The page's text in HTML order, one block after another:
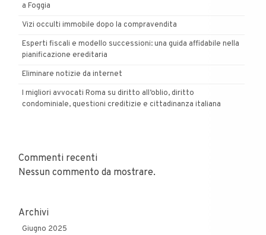
a Foggia
Vizi occulti immobile dopo la compravendita
Esperti fiscali e modello successioni: una guida affidabile nella
pianificazione ereditaria
Eliminare notizie da internet
I migliori avvocati Roma su diritto all’oblio, diritto
condominiale, questioni creditizie e cittadinanza italiana
Commenti recenti
Nessun commento da mostrare.
Archivi
Giugno 2025